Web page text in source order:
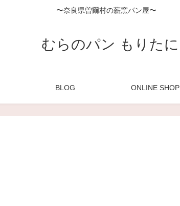
〜奈良県曽爾村の薪窯パン屋〜
むらのパン もりたに
BLOG ONLINE SHOP